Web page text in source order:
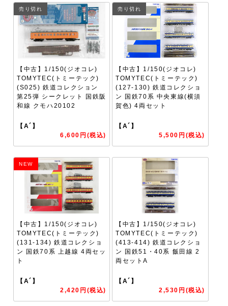
売り切れ
【中古】1/150(ジオコレ)
TOMYTEC(トミーテック)
(S025) 鉄道コレクション
第25弾 シークレット 国鉄阪
和線 クモハ20102
【A´】
6,600円(税込)
売り切れ
【中古】1/150(ジオコレ)
TOMYTEC(トミーテック)
(127-130) 鉄道コレクショ
ン 国鉄70系 中央東線(横須
賀色) 4両セット
【A´】
5,500円(税込)
NEW
【中古】1/150(ジオコレ)
TOMYTEC(トミーテック)
(131-134) 鉄道コレクショ
ン 国鉄70系 上越線 4両セッ
ト
【A´】
2,420円(税込)
【中古】1/150(ジオコレ)
TOMYTEC(トミーテック)
(413-414) 鉄道コレクショ
ン 国鉄51・40系 飯田線 2
両セットA
【A´】
2,530円(税込)